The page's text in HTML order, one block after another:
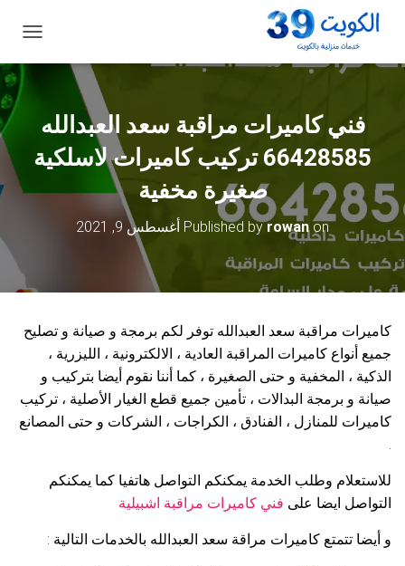
ب
فني كاميرات مراقبة سعد العبدالله
66428585 تركيب كاميرات لاسلكية
صغيرة مخفية
Published byrowanon أغسطس 9, 2021
كاميرات مراقبة سعد العبدالله توفر لكم برمجة و صيانة و تصليح
جميع أنواع كاميرات المراقبة العادية ، الالكترونية ، الليزرية ،
الذكية ، المخفية و حتى الصغيرة ، كما أننا نقوم أيضا بتركيب و
صيانة و برمجة البدالات ، تأمين جميع قطع الغيار الأصلية ، تركيب
كاميرات للمنازل ، الفنادق ، الكراجات ، الشركات و حتى المصانع
.
للاستعلام وطلب الخدمة يمكنكم التواصل هاتفيا كما يمكنكم
التواصل ايضا على فني كاميرات مراقبة اشبيلية
و أيضا تتمتع كاميرات مراقة سعد العبدالله بالخدمات التالية :